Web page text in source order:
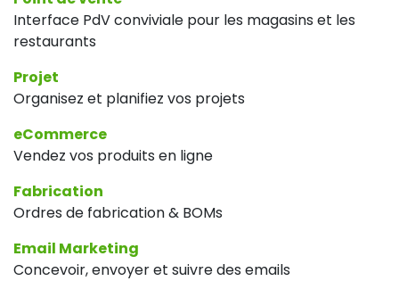
Interface PdV conviviale pour les magasins et les
restaurants
Projet
Organisez et planifiez vos projets
eCommerce
Vendez vos produits en ligne
Fabrication
Ordres de fabrication & BOMs
Email Marketing
Concevoir, envoyer et suivre des emails